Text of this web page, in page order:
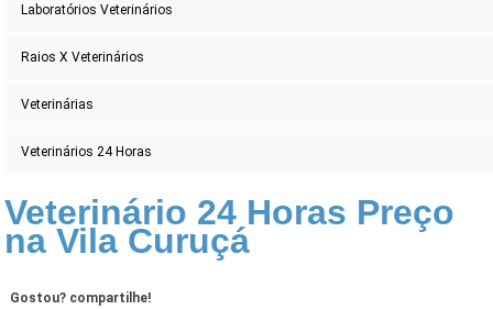
Laboratórios Veterinários
Raios X Veterinários
Veterinárias
Veterinários 24 Horas
Veterinário 24 Horas Preço
na Vila Curuçá
Gostou? compartilhe!